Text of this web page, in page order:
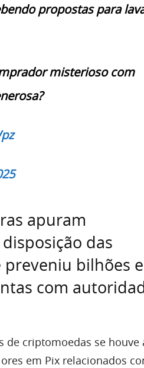
propostas para
misterioso com
apuram
das
bilhões
com
de criptomoedas se houve
em Pix relacionados